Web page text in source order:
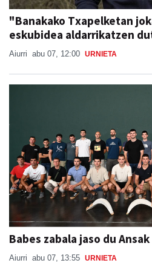
"Banakako Txapelketan
eskubidea aldarrikatzen
Aiurri abu 07, 12:00 URNIETA
Babes zabala jaso du Ansak
Aiurri abu 07, 13:55 URNIETA